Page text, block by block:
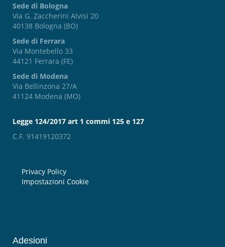
Sede di Bologna
Via G. Zaccherini Alvisi 20
40138 Bologna (BO)
Sede di Ferrara
Via Montebello 33
44121 Ferrara (FE)
Sede di Modena
Via Bellinzona 27/A
41124 Modena (MO)
Legge 124/2017 art 1 commi 125 e 127
C.F. 91419120372
Privacy Policy
Impostazioni Cookie
Adesioni